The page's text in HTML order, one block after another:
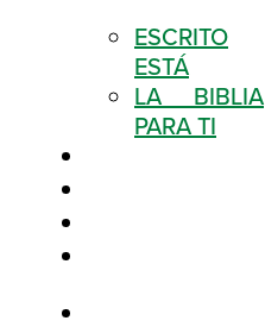
ESCRITO
ESTÁ
LA BIBLIA
PARA TI